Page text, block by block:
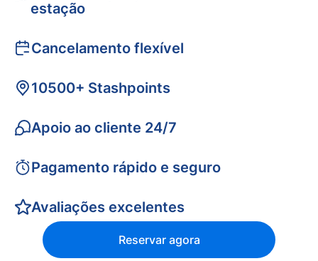
estação
Cancelamento flexível
10500+ Stashpoints
Apoio ao cliente 24/7
Pagamento rápido e seguro
Avaliações excelentes
Reservar agora